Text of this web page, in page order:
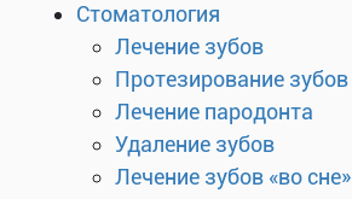
Стоматология
Лечение зубов
Протезирование зубов
Лечение пародонта
Удаление зубов
Лечение зубов «во сне»